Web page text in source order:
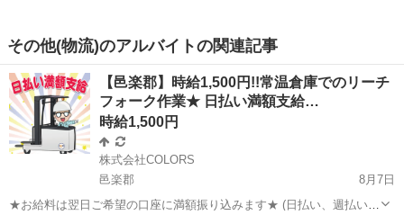
その他(物流)のアルバイトの関連記事
【邑楽郡】時給1,500円!!常温倉庫でのリーチ
フォーク作業★ 日払い満額支給…
時給1,500円
株式会社COLORS
邑楽郡
8月7日
★お給料は翌日ご希望の口座に満額振り込みます★ (日払い、週払い、